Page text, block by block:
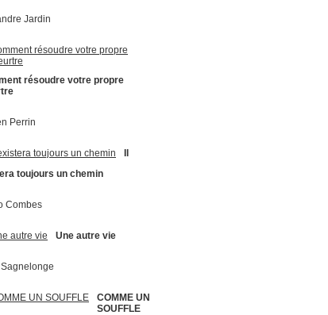
Jardin
résoudre votre propre
Perrin
toujours un chemin
Combes
Une autre vie
COMME UN
SOUFFLE